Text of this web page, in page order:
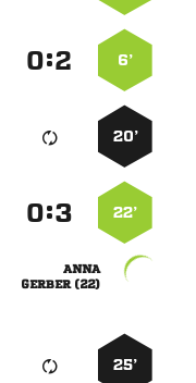
6’
:
20’
22’
:

 
25’